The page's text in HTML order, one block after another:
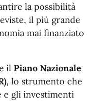
la possibilità
il più grande
mai finanziato
il Piano Nazionale
, lo strumento che
gli investimenti